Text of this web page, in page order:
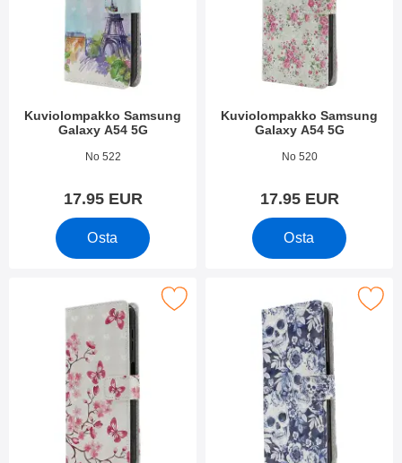
Kuviolompakko Samsung
Galaxy A54 5G
Tuote.nro 48309
No 522
17.95 EUR
Osta
Kuviolompakko Samsung
Galaxy A54 5G
Tuote.nro 48310
No 520
17.95 EUR
Osta
kuviolompakko Samsung Galaxy A54 5G suosikiksi
Merkitse kuviolompakko Samsung